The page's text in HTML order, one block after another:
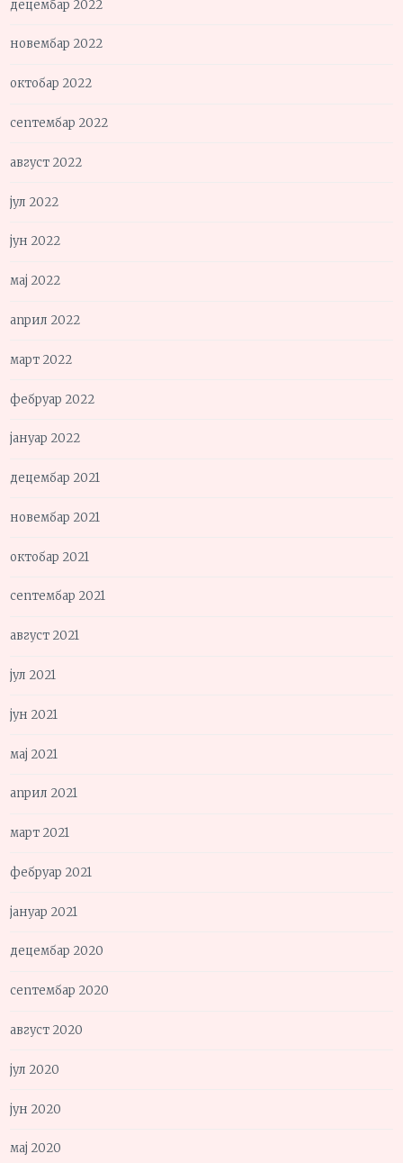
децембар 2022
новембар 2022
октобар 2022
септембар 2022
август 2022
јул 2022
јун 2022
мај 2022
април 2022
март 2022
фебруар 2022
јануар 2022
децембар 2021
новембар 2021
октобар 2021
септембар 2021
август 2021
јул 2021
јун 2021
мај 2021
април 2021
март 2021
фебруар 2021
јануар 2021
децембар 2020
септембар 2020
август 2020
јул 2020
јун 2020
мај 2020